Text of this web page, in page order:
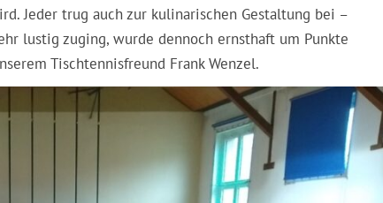
Jeder trug auch zur kulinarischen Gestaltung bei –
lustig zuging, wurde dennoch ernsthaft um Punkte
Tischtennisfreund Frank Wenzel.